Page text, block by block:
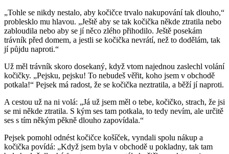
„Tohle se nikdy nestalo, aby kočičce trvalo nakupování tak dlouho,“
problesklo mu hlavou. „Ještě aby se tak kočička někde ztratila nebo
zabloudila nebo aby se jí něco zlého přihodilo. Ještě posekám
trávník před domem, a jestli se kočička nevrátí, než to dodělám, tak
jí půjdu naproti.“
Už měl trávník skoro dosekaný, když vtom najednou zaslechl volání
kočičky. „Pejsku, pejsku! To nebudeš věřit, koho jsem v obchodě
potkala!“ Pejsek má radost, že se kočička neztratila, a běží jí naproti.
A cestou už na ni volá: „Já už jsem měl o tebe, kočičko, strach, že jsi
se mi někde ztratila. S kým ses tam potkala, to tedy nevím, ale určitě
ses s tím někým pěkně dlouho zapovídala.“
Pejsek pomohl odnést kočičce košíček, vyndali spolu nákup a
kočička povídá: „Když jsem byla v obchodě u pokladny, tak tam